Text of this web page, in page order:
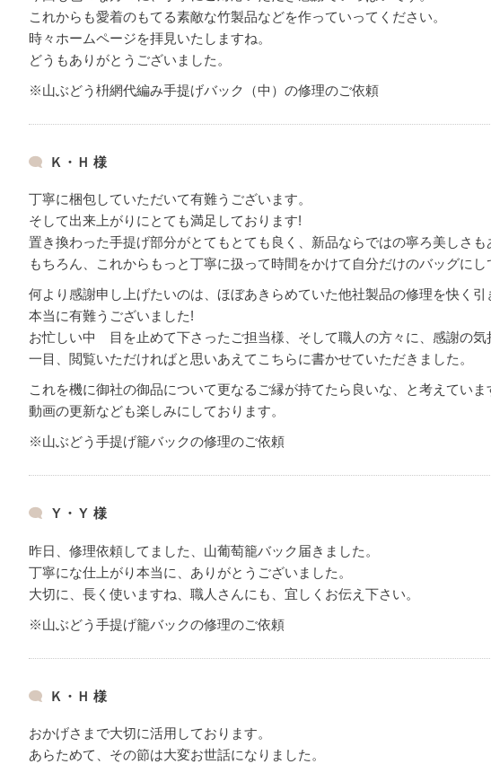
これからも愛着のもてる素敵な竹製品などを作っていってください。
時々ホームページを拝見いたしますね。
どうもありがとうございました。
※山ぶどう枡網代編み手提げバック（中）の修理のご依頼
Ｋ・Ｈ 様
丁寧に梱包していただいて有難うございます。
そして出来上がりにとても満足しております!
置き換わった手提げ部分がとてもとても良く、新品ならではの寧ろ美しさ
もちろん、これからもっと丁寧に扱って時間をかけて自分だけのバッグに
何より感謝申し上げたいのは、ほぼあきらめていた他社製品の修理を快く
本当に有難うございました!
お忙しい中 目を止めて下さったご担当様、そして職人の方々に、感謝の
一目、閲覧いただければと思いあえてこちらに書かせていただきました。
これを機に御社の御品について更なるご縁が持てたら良いな、と考えていま
動画の更新なども楽しみにしております。
※山ぶどう手提げ籠バックの修理のご依頼
Ｙ・Ｙ 様
昨日、修理依頼してました、山葡萄籠バック届きました。
丁寧にな仕上がり本当に、ありがとうございました。
大切に、長く使いますね、職人さんにも、宜しくお伝え下さい。
※山ぶどう手提げ籠バックの修理のご依頼
Ｋ・Ｈ 様
おかげさまで大切に活用しております。
あらためて、その節は大変お世話になりました。